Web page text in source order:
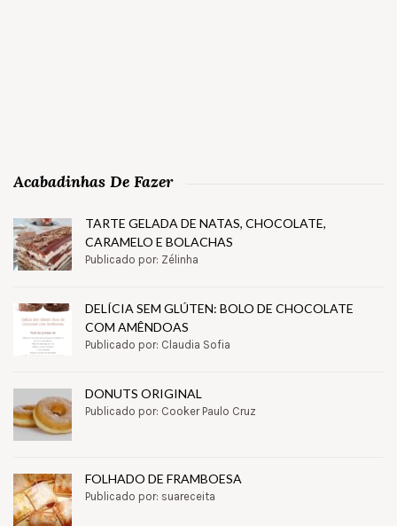
Acabadinhas De Fazer
TARTE GELADA DE NATAS, CHOCOLATE,
CARAMELO E BOLACHAS
Publicado por: Zélinha
DELÍCIA SEM GLÚTEN: BOLO DE CHOCOLATE
COM AMÊNDOAS
Publicado por: Claudia Sofia
DONUTS ORIGINAL
Publicado por: Cooker Paulo Cruz
FOLHADO DE FRAMBOESA
Publicado por: suareceita